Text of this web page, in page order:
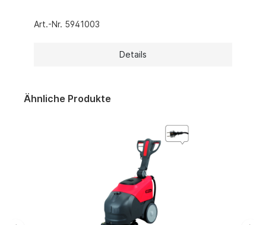
Art.-Nr. 5941003
Details
Ähnliche Produkte